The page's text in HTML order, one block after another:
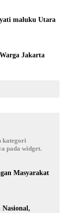
maluku Utara
Jakarta
kategori
pada widget.
Masyarakat